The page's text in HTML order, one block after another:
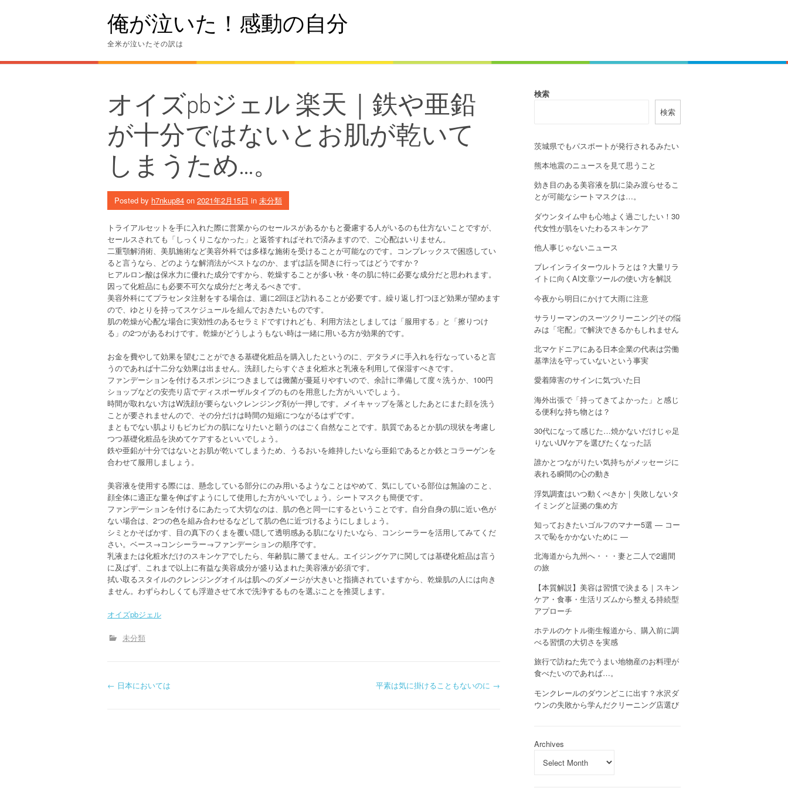
俺が泣いた！感動の自分
全米が泣いたその訳は
オイズpbジェル 楽天｜鉄や亜鉛
が十分ではないとお肌が乾いて
しまうため…。
Posted by h7nkup84 on 2021年2月15日 in 未分類
トライアルセットを手に入れた際に営業からのセールスがあるかもと憂慮する人がいるのも仕方ないことですが、
セールスされても「しっくりこなかった」と返答すればそれで済みますので、ご心配はいりません。
二重顎解消術、美肌施術など美容外科では多様な施術を受けることが可能なのです。コンプレックスで困惑してい
ると言うなら、どのような解消法がベストなのか、まずは話を聞きに行ってはどうですか？
ヒアルロン酸は保水力に優れた成分ですから、乾燥することが多い秋・冬の肌に特に必要な成分だと思われます。
因って化粧品にも必要不可欠な成分だと考えるべきです。
美容外科にてプラセンタ注射をする場合は、週に2回ほど訪れることが必要です。繰り返し打つほど効果が望めます
ので、ゆとりを持ってスケジュールを組んでおきたいものです。
肌の乾燥が心配な場合に実効性のあるセラミドですけれども、利用方法としましては「服用する」と「擦りつけ
る」の2つがあるわけです。乾燥がどうしようもない時は一緒に用いる方が効果的です。
お金を費やして効果を望むことができる基礎化粧品を購入したというのに、デタラメに手入れを行なっていると言
うのであれば十二分な効果は出ません。洗顔したらすぐさま化粧水と乳液を利用して保湿すべきです。
ファンデーションを付けるスポンジにつきましては黴菌が蔓延りやすいので、余計に準備して度々洗うか、100円
ショップなどの安売り店でディスポーザルタイプのものを用意した方がいいでしょう。
時間が取れない方はW洗顔が要らないクレンジング剤が一押しです。メイキャップを落としたあとにまた顔を洗う
ことが要されませんので、その分だけは時間の短縮につながるはずです。
まともでない肌よりもピカピカの肌になりたいと願うのはごく自然なことです。肌質であるとか肌の現状を考慮し
つつ基礎化粧品を決めてケアするといいでしょう。
鉄や亜鉛が十分ではないとお肌が乾いてしまうため、うるおいを維持したいなら亜鉛であるとか鉄とコラーゲンを
合わせて服用しましょう。
美容液を使用する際には、懸念している部分にのみ用いるようなことはやめて、気にしている部位は無論のこと、
顔全体に適正な量を伸ばすようにして使用した方がいいでしょう。シートマスクも簡便です。
ファンデーションを付けるにあたって大切なのは、肌の色と同一にするということです。自分自身の肌に近い色が
ない場合は、2つの色を組み合わせるなどして肌の色に近づけるようにしましょう。
シミとかそばかす、目の真下のくまを覆い隠して透明感ある肌になりたいなら、コンシーラーを活用してみてくだ
さい。ベース→コンシーラー→ファンデーションの順序です。
乳液または化粧水だけのスキンケアでしたら、年齢肌に勝てません。エイジングケアに関しては基礎化粧品は言う
に及ばず、これまで以上に有益な美容成分が盛り込まれた美容液が必須です。
拭い取るスタイルのクレンジングオイルは肌へのダメージが大きいと指摘されていますから、乾燥肌の人には向き
ません。わずらわしくても浮遊させて水で洗浄するものを選ぶことを推奨します。
オイズpbジェル
未分類
P
← 日本においては 平素は気に掛けることもないのに →
検索
検索
茨城県でもパスポートが発行されるみたい
熊本地震のニュースを見て思うこと
効き目のある美容液を肌に染み渡らせるこ
とが可能なシートマスクは…。
ダウンタイム中も心地よく過ごしたい！30
代女性が肌をいたわるスキンケア
他人事じゃないニュース
ブレインライターウルトラとは？大量リラ
イトに向くAI文章ツールの使い方を解説
今夜から明日にかけて大雨に注意
サラリーマンのスーツクリーニング|その悩
みは「宅配」で解決できるかもしれません
北マケドニアにある日本企業の代表は労働
基準法を守っていないという事実
愛着障害のサインに気づいた日
海外出張で「持ってきてよかった」と感じ
る便利な持ち物とは？
30代になって感じた…焼かないだけじゃ足
りないUVケアを選びたくなった話
誰かとつながりたい気持ちがメッセージに
表れる瞬間の心の動き
浮気調査はいつ動くべきか｜失敗しないタ
イミングと証拠の集め方
知っておきたいゴルフのマナー5選 — コー
スで恥をかかないために —
北海道から九州へ・・・妻と二人で2週間
の旅
【本質解説】美容は習慣で決まる｜スキン
ケア・食事・生活リズムから整える持続型
アプローチ
ホテルのケトル衛生報道から、購入前に調
べる習慣の大切さを実感
旅行で訪ねた先でうまい地物産のお料理が
食べたいのであれば…。
モンクレールのダウンどこに出す？水沢ダ
ウンの失敗から学んだクリーニング店選び
Archives